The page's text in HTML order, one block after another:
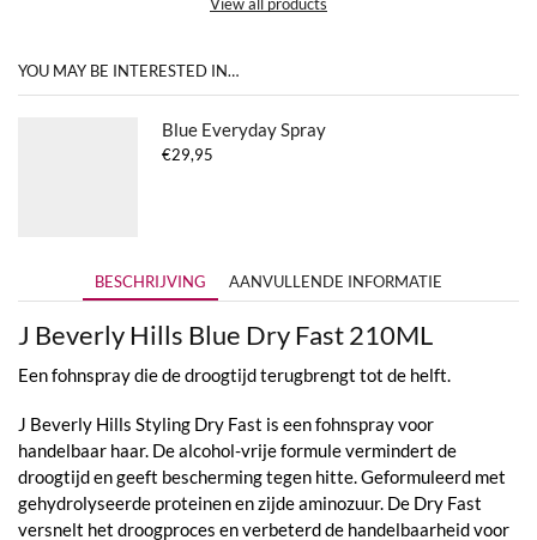
YOU MAY BE INTERESTED IN…
Blue Everyday Spray
€29,95
BESCHRIJVING AANVULLENDE INFORMATIE
J Beverly Hills Blue Dry Fast 210ML
Een fohnspray die de droogtijd terugbrengt tot de helft.
J Beverly Hills Styling Dry Fast is een fohnspray voor
handelbaar haar. De alcohol-vrije formule vermindert de
droogtijd en geeft bescherming tegen hitte. Geformuleerd met
gehydrolyseerde proteinen en zijde aminozuur. De Dry Fast
versnelt het droogproces en verbeterd de handelbaarheid voor